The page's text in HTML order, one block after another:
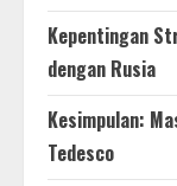
Kepentingan
dengan Rusia
Kesimpulan:
Tedesco